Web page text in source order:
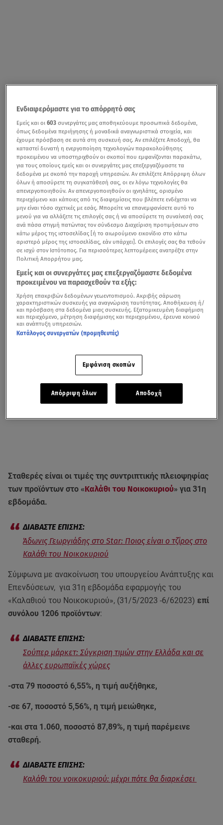
Σταθερές είναι οι τιμές της συντριπτικής πλειοψηφίας
των προϊόντων στο «Καλάθι του Νοικοκυριού» για 31η
εβδομάδα.
Άδωνις Γεωργιάδης στο Star: Ποιος είναι ο τζίρος στο
Καλάθι του Νοικοκυριού
Σύμφωνα με ανακοίνωση του υπουργείου Ανάπτυξης και
Επενδύσεων, για 31η εβδομάδα εφαρμογής του
«Καλαθιού του Νοικοκυριού», (31/5/2023 -6/62023) επί
συνόλου 1206 προϊόντων:
Σούπερ μάρκετ: Σύγκριση τιμών στην Ελλάδα και σε
άλλες ευρωπαϊκές χώρες
-στα 79 ποσοστό 6,55%, η τιμή αυξήθηκε,
-σε 67, ποσοστό 5,56%, η τιμή μειώθηκε,
-και στα 1.060, ποσοστό 87,89%, η τιμή παρέμεινε
σταθερή.
Καλάθι του νοικοκυριού: μέχρι πότε θα διαρκέσει
Ενδιαφερόμαστε για το απόρρητό σας
Εμείς και οι603 συνεργάτες μας αποθηκεύουμε προσωπικά δεδομένα,
όπως δεδομένα περιήγησης ή μοναδικά αναγνωριστικά στοιχεία, και
έχουμε πρόσβαση σε αυτά στη συσκευή σας. Αν επιλέξετε Αποδοχή, θα
καταστεί δυνατή η ενεργοποίηση τεχνολογιών παρακολούθησης
προκειμένου να υποστηριχθούν οι σκοποί που εμφανίζονται παρακάτω,
για τους οποίους εμείς και οι συνεργάτες μας επεξεργαζόμαστε τα
δεδομένα με σκοπό την παροχή υπηρεσιών. Αν επιλέξετε Απόρριψη όλων
όλων ή αποσύρετε τη συγκατάθεσή σας, οι εν λόγω τεχνολογίες θα
απενεργοποιηθούν. Αν απενεργοποιηθούν οι ιχνηλάτες, ορισμένο
περιεχόμενο και κάποιες από τις διαφημίσεις που βλέπετε ενδέχεται να
μην είναι τόσο σχετικές με εσάς. Μπορείτε να επανεμφανίσετε αυτό το
μενού για να αλλάξετε τις επιλογές σας ή να αποσύρετε τη συναίνεσή σας
ανά πάσα στιγμή πατώντας τον σύνδεσμο Διαχείριση προτιμήσεων στο
κάτω μέρος της ιστοσελίδας [ή το αιωρούμενο εικονίδιο στο κάτω
αριστερό μέρος της ιστοσελίδας, εάν υπάρχει]. Οι επιλογές σας θα τεθούν
σε ισχύ στον Ιστότοπος. Για περισσότερες λεπτομέρειες ανατρέξτε στην
Πολιτική Απορρήτου μας.
Εμείς και οι συνεργάτες μας επεξεργαζόμαστε δεδομένα
προκειμένου να παρασχεθούν τα εξής:
Χρήση επακριβών δεδομένων γεωεντοπισμού. Ακριβής σάρωση
χαρακτηριστικών συσκευής για αναγνώριση ταυτότητας. Αποθήκευση ή/
και πρόσβαση στα δεδομένα μιας συσκευής. Εξατομικευμένη διαφήμιση
και περιεχόμενο, μέτρηση διαφήμισης και περιεχομένου, έρευνα κοινού
και ανάπτυξη υπηρεσιών.
Κατάλογος συνεργατών (προμηθευτές)
Εμφάνιση σκοπών
Απόρριψη όλων Αποδοχή